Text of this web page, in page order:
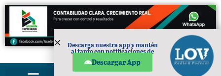
PUBLICIDAD
Descarga nuestra app y mantén
al tanto con notificaciones de
Descargar App